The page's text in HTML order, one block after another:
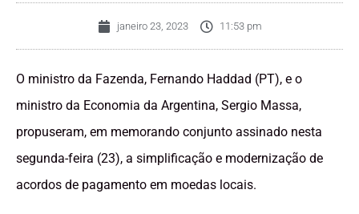
janeiro 23, 2023 11:53 pm
O ministro da Fazenda, Fernando Haddad (PT), e o
ministro da Economia da Argentina, Sergio Massa,
propuseram, em memorando conjunto assinado nesta
segunda-feira (23), a simplificação e modernização de
acordos de pagamento em moedas locais.